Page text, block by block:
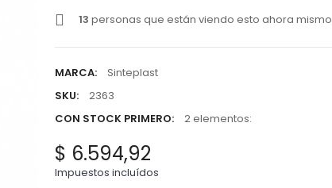
13 personas que están viendo esto ahora mismo
MARCA:
Sinteplast
SKU:
2363
CON STOCK PRIMERO:
2 elementos:
$ 6.594,92
Impuestos incluídos